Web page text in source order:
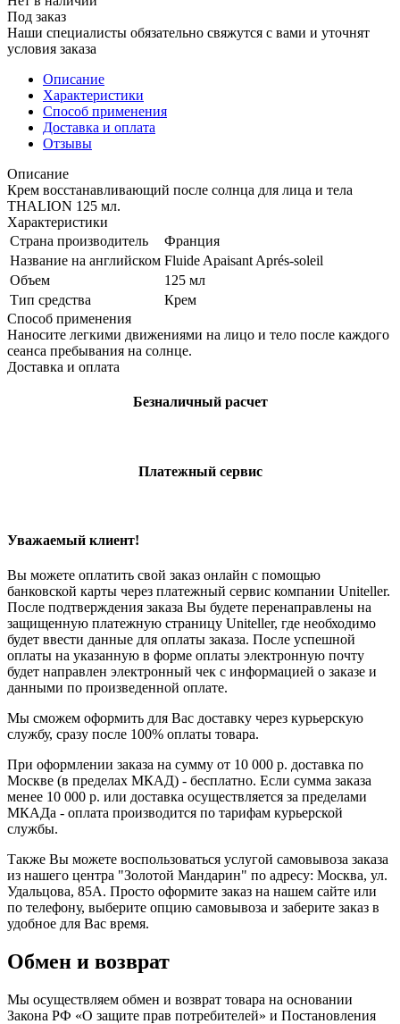
Под заказ
Наши специалисты обязательно свяжутся с вами и уточнят
условия заказа
Описание
Характеристики
Способ применения
Доставка и оплата
Отзывы
Описание
Крем восстанавливающий после солнца для лица и тела
THALION 125 мл.
Характеристики
Страна производитель
Франция
Название на английском Fluide Apaisant Aprés-soleil
Объем
125 мл
Тип средства
Крем
Способ применения
Наносите легкими движениями на лицо и тело после каждого
сеанса пребывания на солнце.
Доставка и оплата
Безналичный расчет
Платежный сервис
Уважаемый клиент!
Вы можете оплатить свой заказ онлайн с помощью
банковской карты через платежный сервис компании Uniteller.
После подтверждения заказа Вы будете перенаправлены на
защищенную платежную страницу Uniteller, где необходимо
будет ввести данные для оплаты заказа. После успешной
оплаты на указанную в форме оплаты электронную почту
будет направлен электронный чек с информацией о заказе и
данными по произведенной оплате.
Мы сможем оформить для Вас доставку через курьерскую
службу, сразу после 100% оплаты товара.
При оформлении заказа на сумму от 10 000 р. доставка по
Москве (в пределах МКАД) - бесплатно. Если сумма заказа
менее 10 000 р. или доставка осуществляется за пределами
МКАДа - оплата производится по тарифам курьерской
службы.
Также Вы можете воспользоваться услугой самовывоза заказа
из нашего центра "Золотой Мандарин" по адресу: Москва, ул.
Удальцова, 85А. Просто оформите заказ на нашем сайте или
по телефону, выберите опцию самовывоза и заберите заказ в
удобное для Вас время.
Обмен и возврат
Мы осуществляем обмен и возврат товара на основании
Закона РФ «О защите прав потребителей» и Постановления